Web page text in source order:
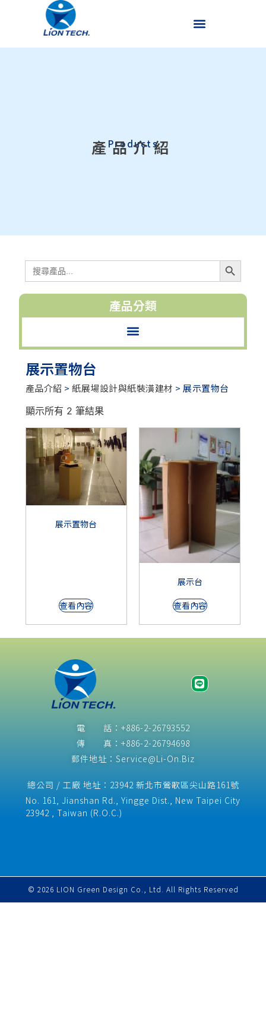
Products
產品介紹
搜
尋:
搜尋按鈕
產品分類
展示置物台
產品介紹 >紙展場設計與紙裝潢建材 > 展示置物台
顯示所有 2 筆結果
展示置物台
查看內容
展示台
查看內容
電 話：+886-2-26793552
傳 真：+886-2-26794698
郵件地址：Service@Li-On.Biz
總公司 / 工廠 地址：23942 新北市鶯歌區尖山路161號
No. 161, Jianshan Rd., Yingge Dist., New Taipei City
23942 , Taiwan (R.O.C.)​
© 2026 LION Green Design Co., Ltd. All Rights Reserved